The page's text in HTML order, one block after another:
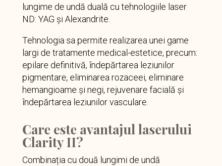
lungime de undă duală cu tehnologiile laser
ND: YAG și Alexandrite.
Tehnologia sa permite realizarea unei game
largi de tratamente medical-estetice, precum:
epilare definitivă, îndepărtarea leziunilor
pigmentare, eliminarea rozaceei, eliminare
hemangioame și negi, rejuvenare facială și
îndepărtarea leziunilor vasculare.
Care este avantajul laserului
Clarity II?
Combinația cu două lungimi de undă